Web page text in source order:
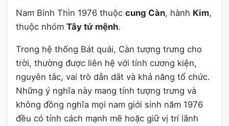
Nam Bính Thìn 1976 thuộc cung Càn, hành Kim,
thuộc nhóm Tây tứ mệnh.
Trong hệ thống Bát quái, Càn tượng trưng cho
trời, thường được liên hệ với tính cương kiện,
nguyên tắc, vai trò dẫn dắt và khả năng tổ chức.
Những ý nghĩa này mang tính tượng trưng và
không đồng nghĩa mọi nam giới sinh năm 1976
đều có tính cách mạnh mẽ hoặc giữ vị trí lãnh